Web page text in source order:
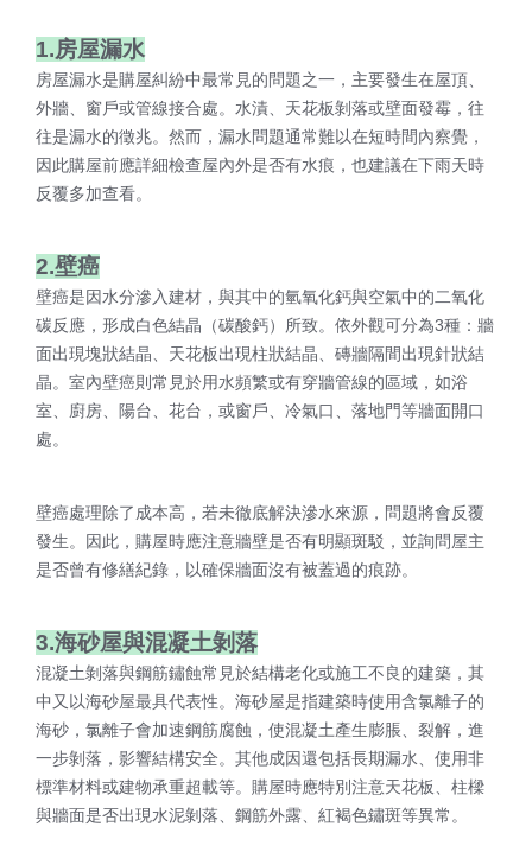
1.房屋漏水
房屋漏水是購屋糾紛中最常見的問題之一，主要發生在屋頂、
外牆、窗戶或管線接合處。水漬、天花板剝落或壁面發霉，往
往是漏水的徵兆。然而，漏水問題通常難以在短時間內察覺，
因此購屋前應詳細檢查屋內外是否有水痕，也建議在下雨天時
反覆多加查看。
2.壁癌
壁癌是因水分滲入建材，與其中的氫氧化鈣與空氣中的二氧化
碳反應，形成白色結晶（碳酸鈣）所致。依外觀可分為3種：牆
面出現塊狀結晶、天花板出現柱狀結晶、磚牆隔間出現針狀結
晶。室內壁癌則常見於用水頻繁或有穿牆管線的區域，如浴
室、廚房、陽台、花台，或窗戶、冷氣口、落地門等牆面開口
處。
壁癌處理除了成本高，若未徹底解決滲水來源，問題將會反覆
發生。因此，購屋時應注意牆壁是否有明顯斑駁，並詢問屋主
是否曾有修繕紀錄，以確保牆面沒有被蓋過的痕跡。
3.海砂屋與混凝土剝落
混凝土剝落與鋼筋鏽蝕常見於結構老化或施工不良的建築，其
中又以海砂屋最具代表性。海砂屋是指建築時使用含氯離子的
海砂，氯離子會加速鋼筋腐蝕，使混凝土產生膨脹、裂解，進
一步剝落，影響結構安全。其他成因還包括長期漏水、使用非
標準材料或建物承重超載等。購屋時應特別注意天花板、柱樑
與牆面是否出現水泥剝落、鋼筋外露、紅褐色鏽斑等異常。